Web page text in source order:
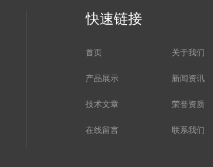
快速链接
首页 关于我们
产品展示 新闻资讯
技术文章 荣誉资质
在线留言 联系我们